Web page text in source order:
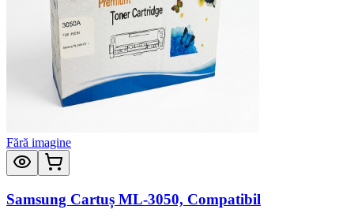
Fără imagine
Samsung Cartuș ML-3050, Compatibil